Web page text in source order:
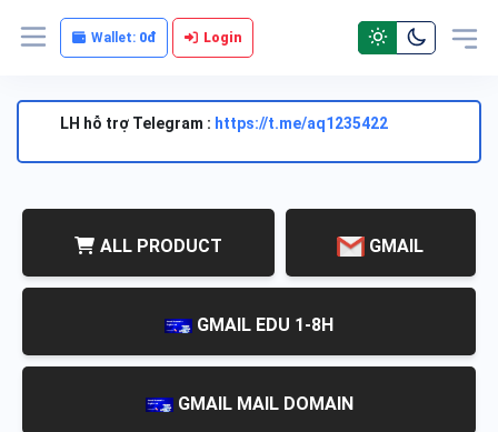
Wallet: 0đ Login
LH hỗ trợ Telegram : https://t.me/aq1235422
ALL PRODUCT GMAIL
GMAIL EDU 1-8H
GMAIL MAIL DOMAIN